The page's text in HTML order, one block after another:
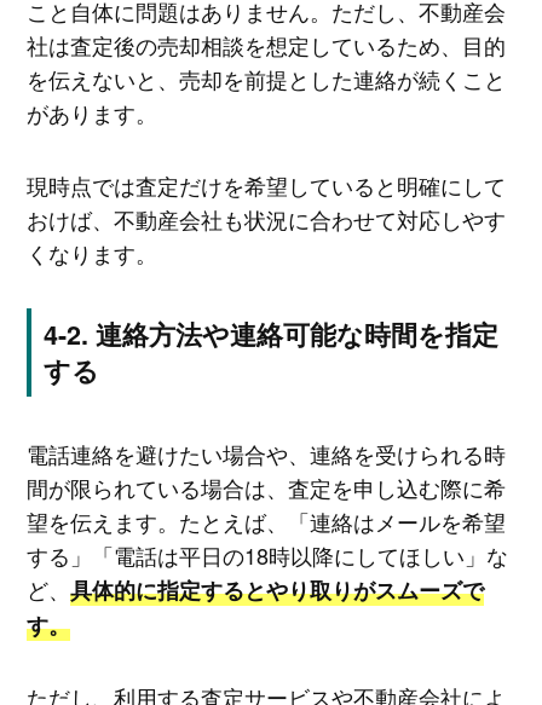
こと自体に問題はありません。ただし、不動産会
社は査定後の売却相談を想定しているため、目的
を伝えないと、売却を前提とした連絡が続くこと
があります。
現時点では査定だけを希望していると明確にして
おけば、不動産会社も状況に合わせて対応しやす
くなります。
連絡方法や連絡可能な時間を指定
する
電話連絡を避けたい場合や、連絡を受けられる時
間が限られている場合は、査定を申し込む際に希
望を伝えます。たとえば、「連絡はメールを希望
する」「電話は平日の18時以降にしてほしい」な
ど、 具体的に指定するとやり取りがスムーズで
す。
ただし、利用する査定サービスや不動産会社によ